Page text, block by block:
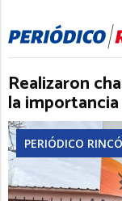
Realizaron
la
PERIÓDICO